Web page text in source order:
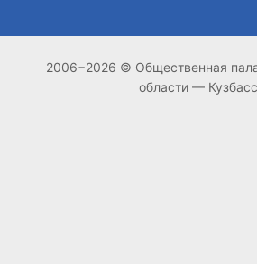
2006−2026 © Общественная
области —